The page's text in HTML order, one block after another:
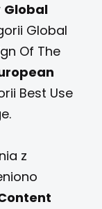
Global
Global
Of The
Best Use
z